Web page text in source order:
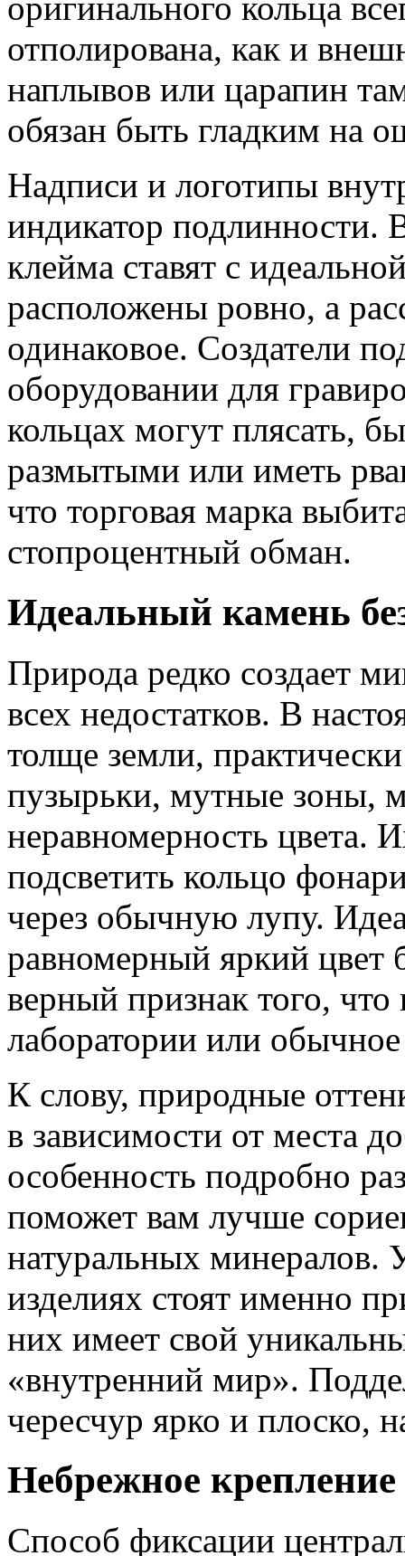
отполирована, как и
наплывов или царапин
обязан быть гладким на
Надписи и логотипы
индикатор подлинности.
клейма ставят с
расположены ровно, а
одинаковое. Создатели
оборудовании для
кольцах могут плясать,
размытыми или иметь
что торговая марка
стопроцентный обман.
Идеальный камень
Природа редко создает
всех недостатков. В
толще земли,
пузырьки, мутные зоны,
неравномерность цвета.
подсветить кольцо
через обычную лупу.
равномерный яркий
верный признак того, что
лаборатории или
К слову, природные
в зависимости от места
особенность подробно
поможет вам лучше
натуральных минералов.
изделиях стоят именно
них имеет свой
«внутренний мир».
чересчур ярко и плоско,
Небрежное
Способ фиксации